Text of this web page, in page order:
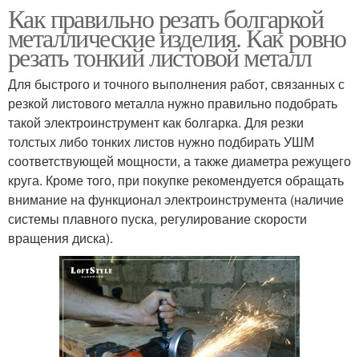
Как правильно резать болгаркой
металлические изделия. Как ровно
резать тонкий листовой металл
Для быстрого и точного выполнения работ, связанных с
резкой листового металла нужно правильно подобрать
такой электроинструмент как болгарка. Для резки
толстых либо тонких листов нужно подбирать УШМ
соответствующей мощности, а также диаметра режущего
круга. Кроме того, при покупке рекомендуется обращать
внимание на функционал электроинструмента (наличие
системы плавного пуска, регулирование скорости
вращения диска).